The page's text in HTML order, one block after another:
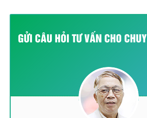
GỬI CÂU HỎI TƯ VẤN CHO